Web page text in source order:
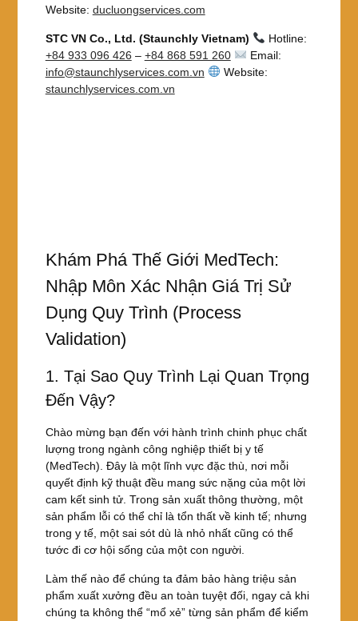
Website: ducluongservices.com
STC VN Co., Ltd. (Staunchly Vietnam)
Hotline:
+84 933 096 426 – +84 868 591 260
Email:
info@staunchlyservices.com.vn
Website:
staunchlyservices.com.vn
Khám Phá Thế Giới MedTech:
Nhập Môn Xác Nhận Giá Trị Sử
Dụng Quy Trình (Process
Validation)
1. Tại Sao Quy Trình Lại Quan Trọng
Đến Vậy?
Chào mừng bạn đến với hành trình chinh phục chất
lượng trong ngành công nghiệp thiết bị y tế
(MedTech). Đây là một lĩnh vực đặc thù, nơi mỗi
quyết định kỹ thuật đều mang sức nặng của một lời
cam kết sinh tử. Trong sản xuất thông thường, một
sản phẩm lỗi có thể chỉ là tổn thất về kinh tế; nhưng
trong y tế, một sai sót dù là nhỏ nhất cũng có thể
tước đi cơ hội sống của một con người.
Làm thế nào để chúng ta đảm bảo hàng triệu sản
phẩm xuất xưởng đều an toàn tuyệt đối, ngay cả khi
chúng ta không thể “mổ xẻ” từng sản phẩm để kiểm